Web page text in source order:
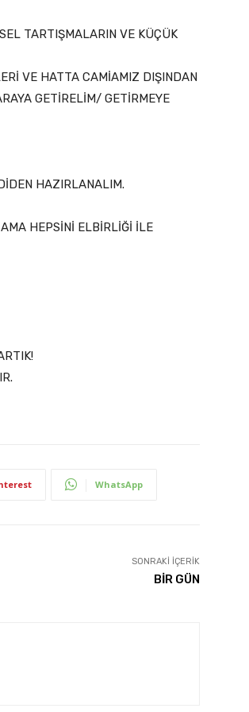
TARTIŞMALARIN VE KÜÇÜK
VE HATTA CAMİAMIZ DIŞINDAN
GETİRELİM/ GETİRMEYE
HAZIRLANALIM.
HEPSİNİ ELBİRLİĞİ İLE
WhatsApp
SONRAKI İÇERIK
BİR GÜN